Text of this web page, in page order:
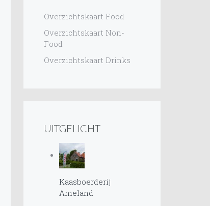
Overzichtskaart Food
Overzichtskaart Non-
Food
Overzichtskaart Drinks
UITGELICHT
Kaasboerderij
Ameland